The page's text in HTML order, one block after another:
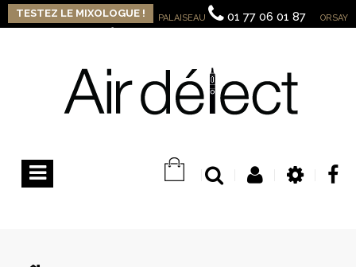
TESTEZ LE MIXOLOGUE ! PALAISEAU 01 77 06 01 87 ORSAY
Basculer